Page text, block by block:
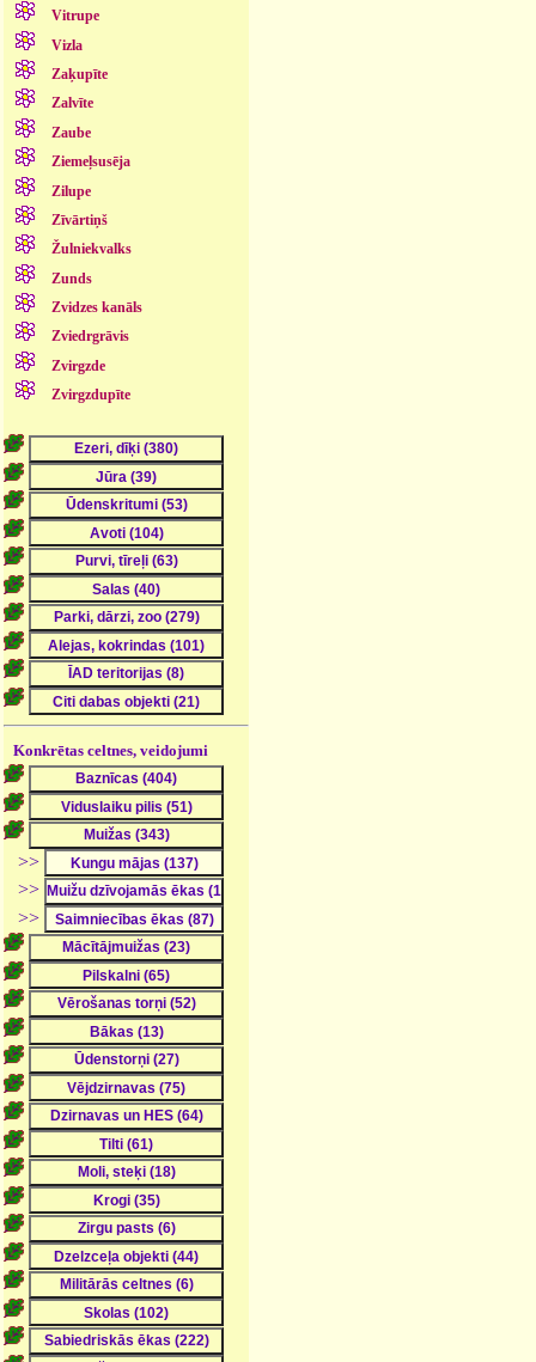
Vitrupe
Vizla
Zaķupīte
Zalvīte
Zaube
Ziemeļsusēja
Zilupe
Zīvārtiņš
Žulniekvalks
Zunds
Zvidzes kanāls
Zviedrgrāvis
Zvirgzde
Zvirgzdupīte
Konkrētas celtnes, veidojumi
>>
>>
>>